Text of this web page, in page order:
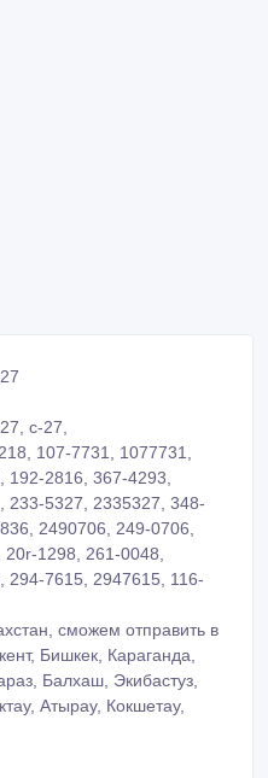
c-27,
107-7731, 1077731,
192-2816, 367-4293,
233-5327, 2335327, 348-
2490706, 249-0706,
1298, 261-0048,
294-7615, 2947615, 116-
сможем отправить в
Бишкек, Караганда,
Балхаш, Экибастуз,
Атырау, Кокшетау,